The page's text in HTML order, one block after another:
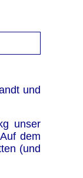
und
unser
dem
(und